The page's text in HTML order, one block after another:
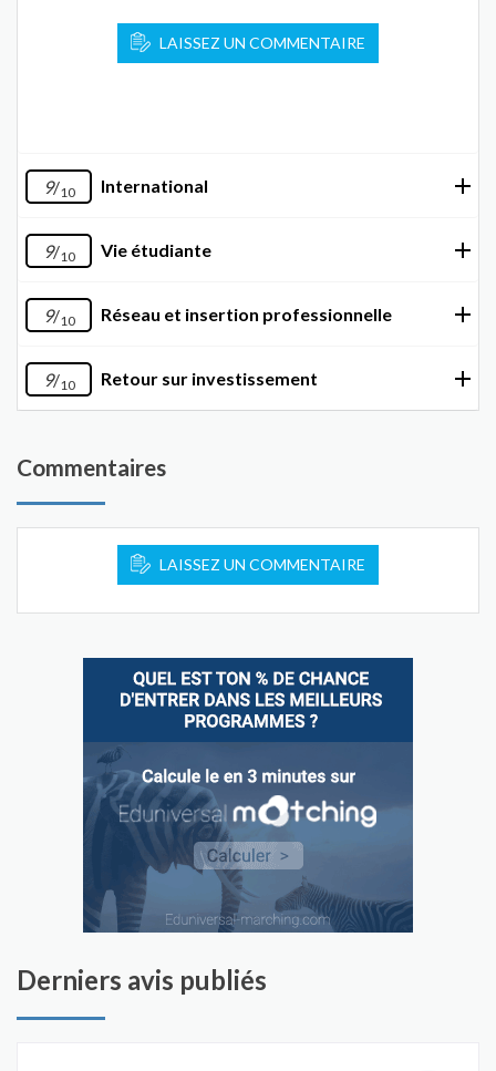
LAISSEZ UN COMMENTAIRE
9/10 International
9/10 Vie étudiante
9/10 Réseau et insertion professionnelle
9/10 Retour sur investissement
Commentaires
LAISSEZ UN COMMENTAIRE
Derniers avis publiés